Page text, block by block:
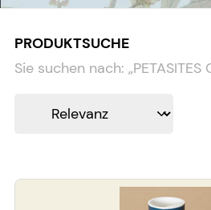
PRODUKTSUCHE
Sie suchen nach: „